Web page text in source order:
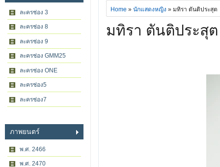
ละครช่อง 3
ละครช่อง 8
ละครช่อง 9
ละครช่อง GMM25
ละครช่อง ONE
ละครช่อง5
ละครช่อง7
ภาพยนตร์
พ.ศ. 2466
พ.ศ. 2470
Home » นักแสดงหญิง » มทิรา ตันติประสุต
มทิรา ตันติประสุต